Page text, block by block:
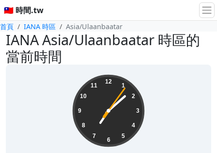
🇹🇼 時間.tw
首頁 IANA 時區 Asia/Ulaanbaatar
IANA Asia/Ulaanbaatar 時區的
當前時間
12
1
2
3
4
5
6
7
8
9
10
11